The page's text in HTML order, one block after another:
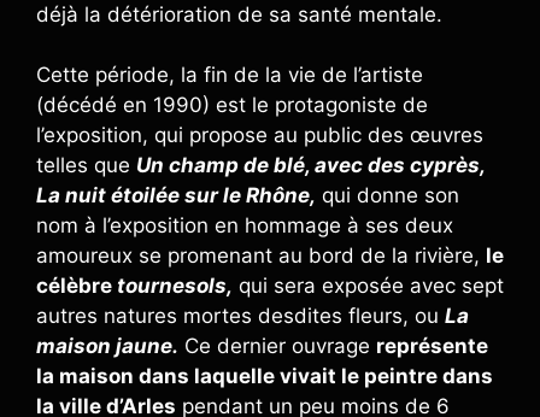
déjà la détérioration de sa santé mentale.
Cette période, la fin de la vie de l’artiste
(décédé en 1990) est le protagoniste de
l’exposition, qui propose au public des œuvres
telles que Un champ de blé, avec des cyprès,
La nuit étoilée sur le Rhône, qui donne son
nom à l’exposition en hommage à ses deux
amoureux se promenant au bord de la rivière, le
célèbre tournesols, qui sera exposée avec sept
autres natures mortes desdites fleurs, ou La
maison jaune. Ce dernier ouvrage représente
la maison dans laquelle vivait le peintre dans
la ville d’Arles pendant un peu moins de 6